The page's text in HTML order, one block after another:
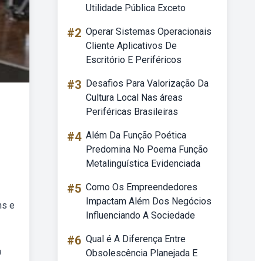
e
Utilidade Pública Exceto
#2 Operar Sistemas Operacionais
Cliente Aplicativos De
Escritório E Periféricos
#3 Desafios Para Valorização Da
Cultura Local Nas áreas
Periféricas Brasileiras
#4 Além Da Função Poética
Predomina No Poema Função
Metalinguística Evidenciada
#5 Como Os Empreendedores
Impactam Além Dos Negócios
Influenciando A Sociedade
#6 Qual é A Diferença Entre
Obsolescência Planejada E